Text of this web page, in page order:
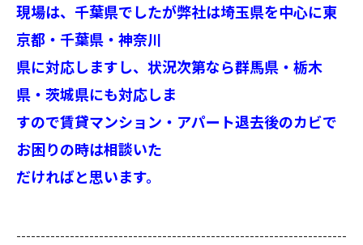
現場は、千葉県でしたが弊社は埼玉県を中心に東
京都・千葉県・神奈川
県に対応しますし、状況次第なら群馬県・栃木
県・茨城県にも対応しま
すので賃貸マンション・アパート退去後のカビで
お困りの時は相談いた
だければと思います。
--------------------------------------------------------------------